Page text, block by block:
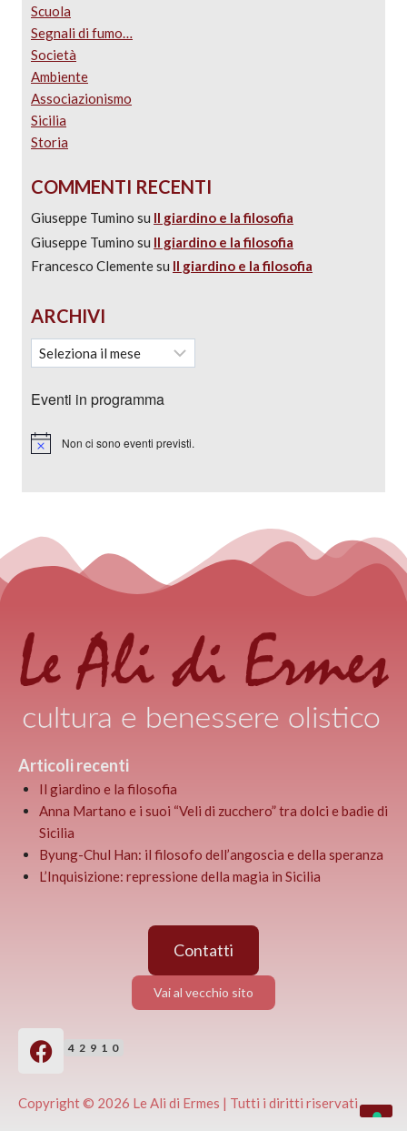
Scuola
Segnali di fumo…
Società
Ambiente
Associazionismo
Sicilia
Storia
COMMENTI RECENTI
Giuseppe Tumino su Il giardino e la filosofia
Giuseppe Tumino su Il giardino e la filosofia
Francesco Clementesu Il giardino e la filosofia
ARCHIVI
Eventi in programma
Notice Non ci sono eventi previsti.
Articoli recenti
Il giardino e la filosofia
Anna Martano e i suoi “Veli di zucchero” tra dolci e badie di
Sicilia
Byung-Chul Han: il filosofo dell’angoscia e della speranza
L’Inquisizione: repressione della magia in Sicilia
Contatti
Vai al vecchio sito
42910
Copyright © 2026 Le Ali di Ermes | Tutti i diritti riservati